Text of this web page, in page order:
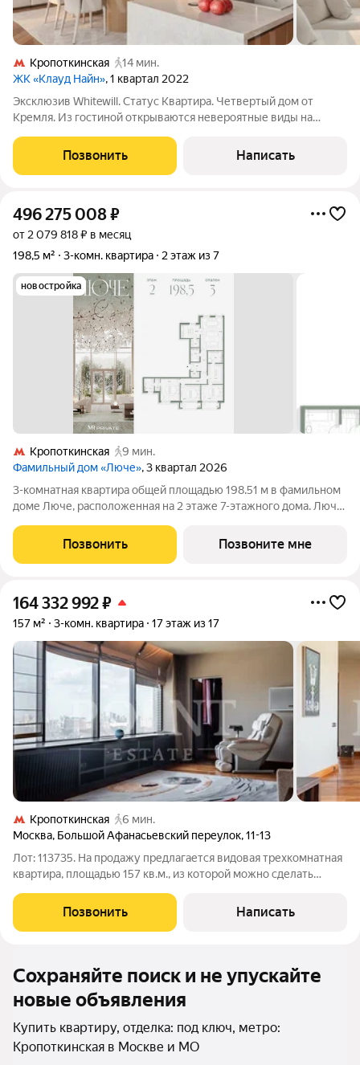
Кропоткинская
14 мин.
ЖК «Клауд Найн», 1 квартал 2022
Эксклюзив Whitewill. Статус Квартира. Четвертый дом от
Кремля. Из гостиной открываются невероятные виды на
пентхаус площадью 270 м в доме делюкс-класса Cloud Nine.
Выполнена премиальная отделка в
Позвонить Написать
496 275 008₽
от 2 079 818 ₽ в месяц
198,5 м²
3-комн. квартира 2 этаж из 7
новостройка
Кропоткинская
9 мин.
Фамильный дом «Люче», 3 квартал 2026
3-комнатная квартира общей площадью 198.51 м в фамильном
доме Люче, расположенная на 2 этаже 7-этажного дома. Люче
охранной зоне Кремля. Уникальный фамильный дом
предлагает 43 квартиры, площадью от
Позвонить Позвоните мне
164 332 992₽
157 м² 3-комн. квартира 17 этаж из 17
Кропоткинская
6 мин.
Москва, Большой Афанасьевский переулок,11-13
Лот: 113735. На продажу предлагается видовая трехкомнатная
квартира, площадью 157 кв.м., из которой можно сделать
зоной (легко превращается в доп. спальню или кабинет - см. 2-
й вариант
Позвонить Написать
Сохраняйте поиск и не упускайте
новые объявления
Купить квартиру, отделка: под ключ, метро:
Кропоткинская в Москве и МО